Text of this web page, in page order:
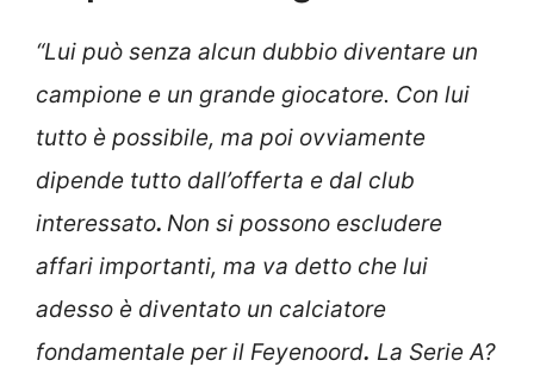
“Lui può senza alcun dubbio diventare un
campione e un grande giocatore. Con lui
tutto è possibile, ma poi ovviamente
dipende tutto dall’offerta e dal club
interessato. Non si possono escludere
affari importanti, ma va detto che lui
adesso è diventato un calciatore
fondamentale per il Feyenoord. La Serie A?